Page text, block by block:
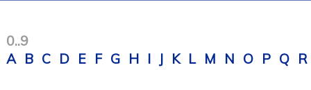
0..9
A B C D E F G H I J K L M N O P Q R